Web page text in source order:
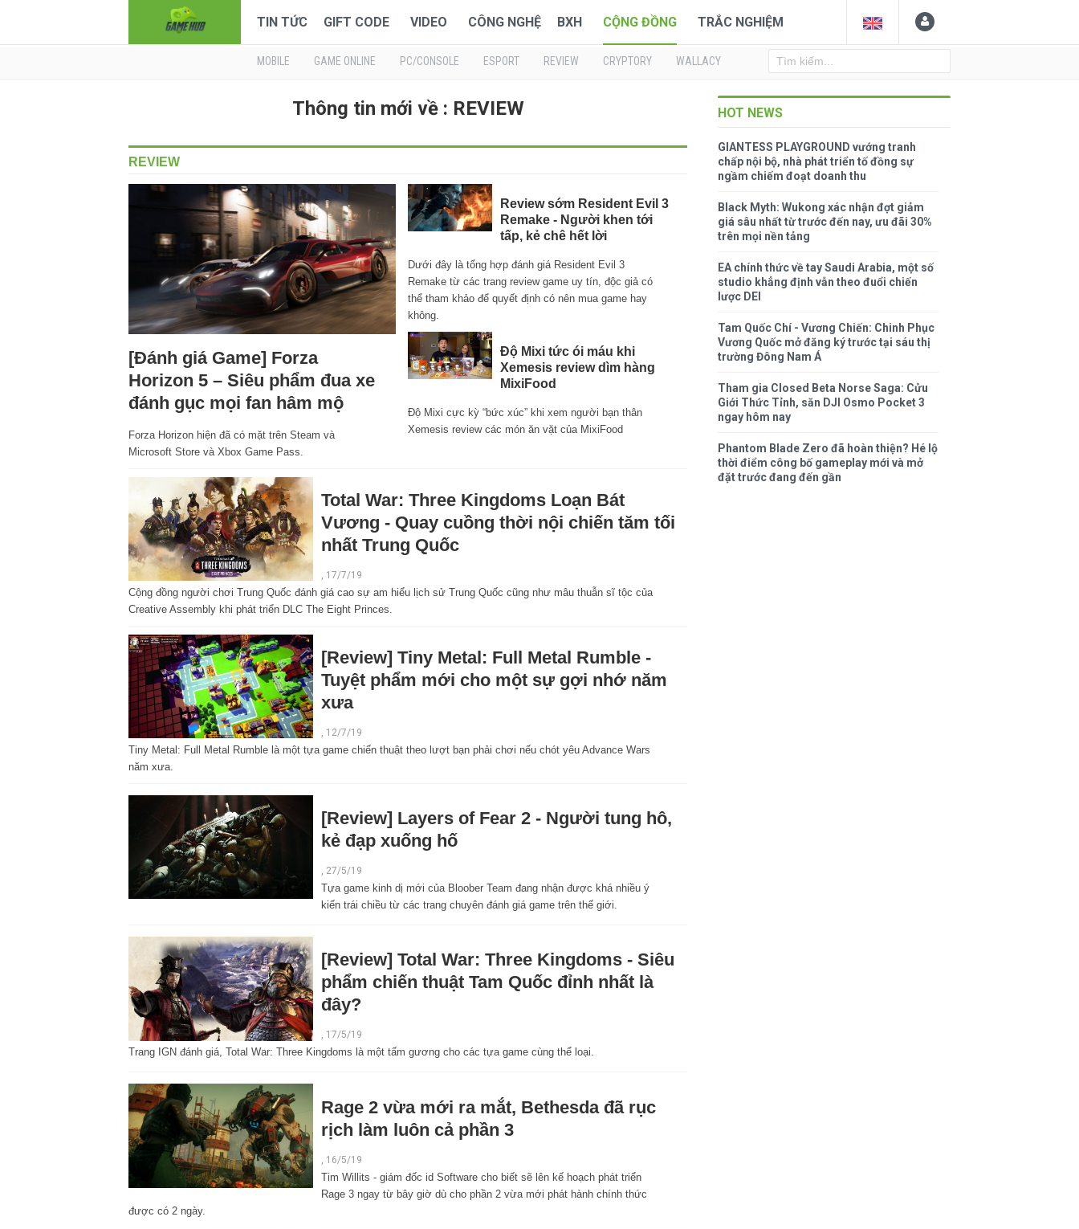
TIN TỨC GIFT CODE VIDEO CÔNG NGHỆ BXH CỘNG ĐỒNG TRẮC NGHIỆM
MOBILE GAME ONLINE PC/CONSOLE ESPORT REVIEW CRYPTORY WALLACY
Thông tin mới về : REVIEW
REVIEW
[Đánh giá Game] Forza
Horizon 5 – Siêu phẩm đua xe
đánh gục mọi fan hâm mộ
Forza Horizon hiện đã có mặt trên Steam và
Microsoft Store và Xbox Game Pass.
Review sớm Resident Evil 3
Remake - Người khen tới
tấp, kẻ chê hết lời
Dưới đây là tổng hợp đánh giá Resident Evil 3
Remake từ các trang review game uy tín, độc giả có
thể tham khảo để quyết định có nên mua game hay
không.
Độ Mixi tức ói máu khi
Xemesis review dìm hàng
MixiFood
Độ Mixi cực kỳ “bức xúc” khi xem người bạn thân
Xemesis review các món ăn vặt của MixiFood
Total War: Three Kingdoms Loạn Bát
Vương - Quay cuồng thời nội chiến tăm tối
nhất Trung Quốc
, 17/7/19
Cộng đồng người chơi Trung Quốc đánh giá cao sự am hiểu lịch sử Trung Quốc cũng như mâu thuẫn sĩ tộc của
Creative Assembly khi phát triển DLC The Eight Princes.
[Review] Tiny Metal: Full Metal Rumble -
Tuyệt phẩm mới cho một sự gợi nhớ năm
xưa
, 12/7/19
Tiny Metal: Full Metal Rumble là một tựa game chiến thuật theo lượt bạn phải chơi nếu chót yêu Advance Wars
năm xưa.
[Review] Layers of Fear 2 - Người tung hô,
kẻ đạp xuống hố
, 27/5/19
Tựa game kinh dị mới của Bloober Team đang nhận được khá nhiều ý
kiến trái chiều từ các trang chuyên đánh giá game trên thế giới.
[Review] Total War: Three Kingdoms - Siêu
phẩm chiến thuật Tam Quốc đỉnh nhất là
đây?
, 17/5/19
Trang IGN đánh giá, Total War: Three Kingdoms là một tấm gương cho các tựa game cùng thể loại.
Rage 2 vừa mới ra mắt, Bethesda đã rục
rịch làm luôn cả phần 3
16/5/19
Tim Willits - giám đốc id Software cho biết sẽ lên kế hoạch phát triển
Rage 3 ngay từ bây giờ dù cho phần 2 vừa mới phát hành chính thức
được có 2 ngày.
HOT NEWS
GIANTESS PLAYGROUND vướng tranh
chấp nội bộ, nhà phát triển tố đồng sự
ngầm chiếm đoạt doanh thu
Black Myth: Wukong xác nhận đợt giảm
giá sâu nhất từ trước đến nay, ưu đãi 30%
trên mọi nền tảng
EA chính thức về tay Saudi Arabia, một số
studio khẳng định vẫn theo đuổi chiến
lược DEI
Tam Quốc Chí - Vương Chiến: Chinh Phục
Vương Quốc mở đăng ký trước tại sáu thị
trường Đông Nam Á
Tham gia Closed Beta Norse Saga: Cửu
Giới Thức Tỉnh, săn DJI Osmo Pocket 3
ngay hôm nay
Phantom Blade Zero đã hoàn thiện? Hé lộ
thời điểm công bố gameplay mới và mở
đặt trước đang đến gần